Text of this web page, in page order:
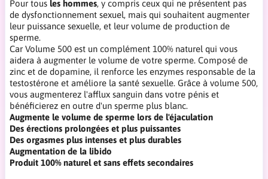
Pour tous les hommes, y compris ceux qui ne présentent pas
de dysfonctionnement sexuel, mais qui souhaitent augmenter
leur puissance sexuelle, et leur volume de production de
sperme.
Car Volume 500 est un complément 100% naturel qui vous
aidera à augmenter le volume de votre sperme. Composé de
zinc et de dopamine, il renforce les enzymes responsable de la
testostérone et améliore la santé sexuelle. Grâce à volume 500,
vous augmenterez l'afflux sanguin dans votre pénis et
bénéficierez en outre d'un sperme plus blanc.
Augmente le volume de sperme lors de l'éjaculation
Des érections prolongées et plus puissantes
Des orgasmes plus intenses et plus durables
Augmentation de la libido
Produit 100% naturel et sans effets secondaires